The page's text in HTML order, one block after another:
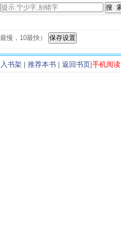
慢，10最快）
书架 | 推荐本书 | 返回书页|手机阅读